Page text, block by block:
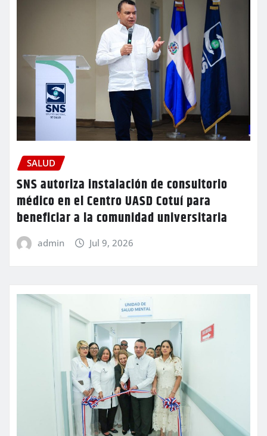
SALUD
SNS autoriza instalación de consultorio
médico en el Centro UASD Cotuí para
beneficiar a la comunidad universitaria
admin Jul 9, 2026